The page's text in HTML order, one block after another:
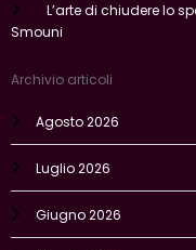
L’arte di chiudere lo
Smouni
Archivio articoli
Agosto 2026
Luglio 2026
Giugno 2026